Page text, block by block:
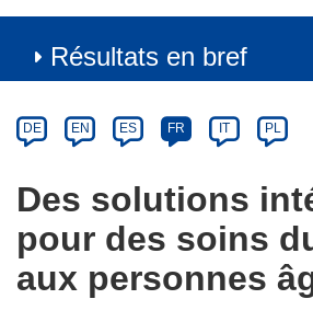
Résultats en bref
Category
Article
available
the
following
languages:
DE EN ES FR IT PL
Des solutions
pour des soins
aux personnes